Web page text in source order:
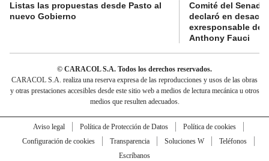
Listas las propuestas desde Pasto al
nuevo Gobierno
Comité del Senado
declaró en
exresponsable de
Anthony Fauci
© CARACOL S.A. Todos los derechos reservados.
CARACOL S.A. realiza una reserva expresa de las reproducciones y usos de las obras
y otras prestaciones accesibles desde este sitio web a medios de lectura mecánica u otros
medios que resulten adecuados.
Aviso legal Política de Protección de Datos
Política de cookies
Configuración de cookies
Transparencia Soluciones W
Teléfonos
Escríbanos